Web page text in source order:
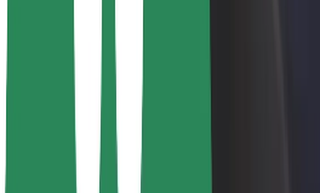
Projekt Zero
Blog
Tiskové centrum
Pokyny ke značce